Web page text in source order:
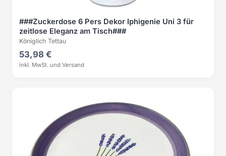
###Zuckerdose 6 Pers Dekor Iphigenie Uni 3 für
zeitlose Eleganz am Tisch###
Königlich Tettau
53,98 €
inkl. MwSt. und Versand